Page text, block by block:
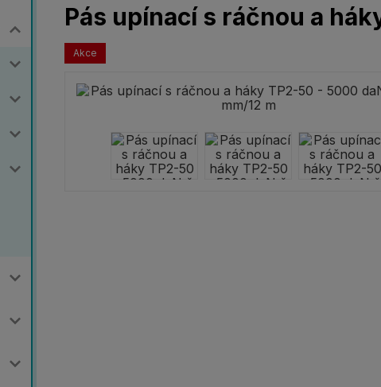
Pás upínací s ráčnou a
Akce